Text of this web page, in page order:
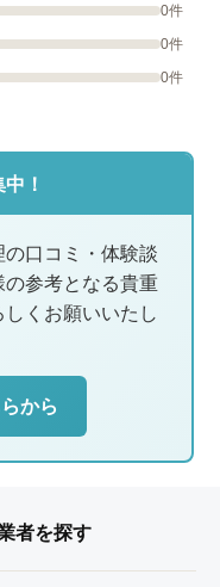
0件
0件
0件
！
口コミ・体験談
参考となる貴重
くお願いいたし
から
者を探す